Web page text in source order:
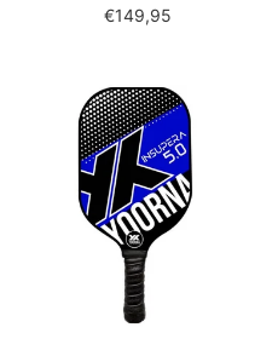
Reguliere prijs
€149,95